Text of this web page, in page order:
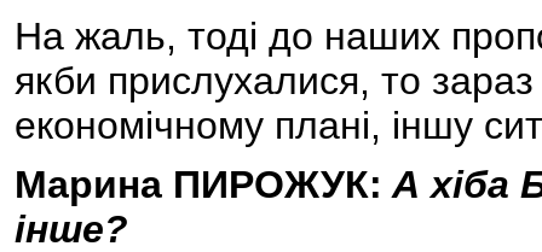
На жаль, тоді до наших
якби прислухалися, то
економічному плані, іншу
Марина ПИРОЖУК: А хіба
інше?